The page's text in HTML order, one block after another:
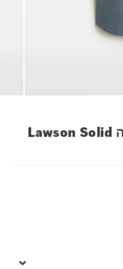
חולצה מכופתרת קצרה Lawson Solid